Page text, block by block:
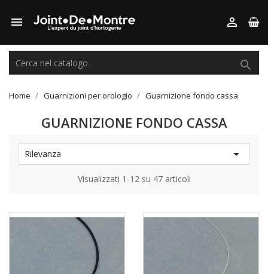
 

Home Guarnizioni per orologio Guarnizione fondo cassa
GUARNIZIONE FONDO CASSA
Rilevanza 
Visualizzati 1-12 su 47 articoli